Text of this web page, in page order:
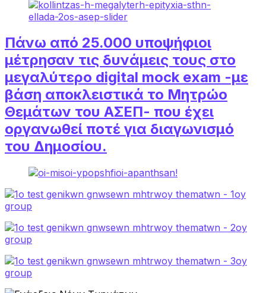
Πάνω από 25.000 υποψήφιοι
μέτρησαν τις δυνάμεις τους στο
μεγαλύτερο digital mock exam -με
βάση αποκλειστικά το Μητρώο
Θεμάτων του ΑΣΕΠ- που έχει
οργανωθεί ποτέ για διαγωνισμό
του Δημοσίου.